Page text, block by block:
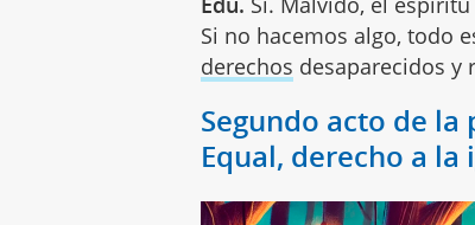
Si no hacemos algo, todo
derechos desaparecidos y
Segundo acto de la
Equal, derecho a la